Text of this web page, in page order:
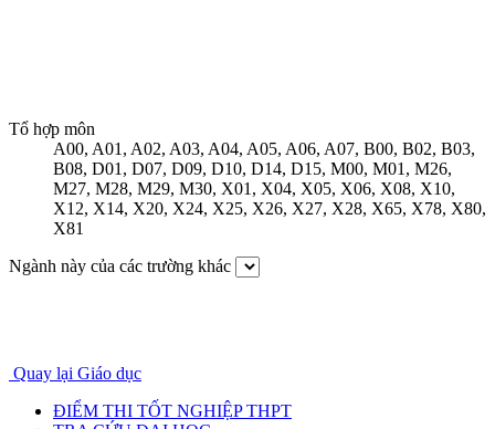
Tổ hợp môn
A00, A01, A02, A03, A04, A05, A06, A07, B00, B02, B03,
B08, D01, D07, D09, D10, D14, D15, M00, M01, M26,
M27, M28, M29, M30, X01, X04, X05, X06, X08, X10,
X12, X14, X20, X24, X25, X26, X27, X28, X65, X78, X80,
X81
Ngành này của các trường khác
Quay lại Giáo dục
ĐIỂM THI TỐT NGHIỆP THPT